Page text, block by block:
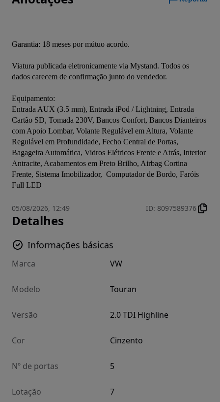
Garantia: 18 meses por mútuo acordo.
Viatura publicada eletronicamente via Mystand. Todos os
dados carecem de confirmação junto do vendedor.
Equipamento:
Entrada AUX (3.5 mm), Entrada iPod / Lightning, Entrada
Cartão SD, Tomada 230V, Bancos Confort, Bancos Dianteiros
com Apoio Lombar, Volante Regulável em Altura, Volante
Regulável em Profundidade, Fecho Central de Portas,
Bagageira Automática, Vidros Elétricos Frente e Atrás, Interior
Antracite, Acabamentos em Preto Brilho, Airbag Cortina
Frente, Sistema Imobilizador,  Computador de Bordo, Faróis
Full LED
05/08/2026, 12:49 ID: 8097589376
Detalhes
Informações básicas
Marca VW
Modelo Touran
Versão 2.0 TDI Highline
Cor Cinzento
Nº de portas 5
Lotação 7